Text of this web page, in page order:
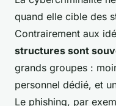
quand elle cible des
Contrairement aux
structures sont
grands groupes :
personnel dédié, et
Le phishing, par